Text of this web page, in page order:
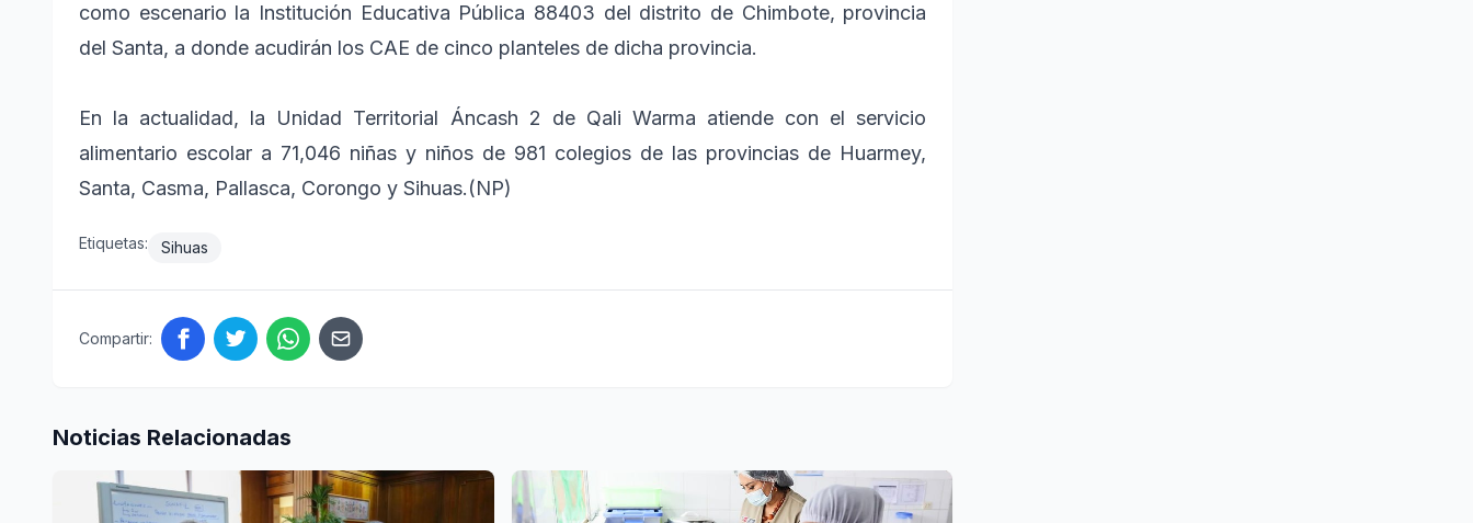
como escenario la Institución Educativa Pública 88403 del distrito de Chimbote, provincia
del Santa, a donde acudirán los CAE de cinco planteles de dicha provincia.
En la actualidad, la Unidad Territorial Áncash 2 de Qali Warma atiende con el servicio
alimentario escolar a 71,046 niñas y niños de 981 colegios de las provincias de Huarmey,
Santa, Casma, Pallasca, Corongo y Sihuas.(NP)
Etiquetas: Sihuas
Compartir:
Noticias Relacionadas